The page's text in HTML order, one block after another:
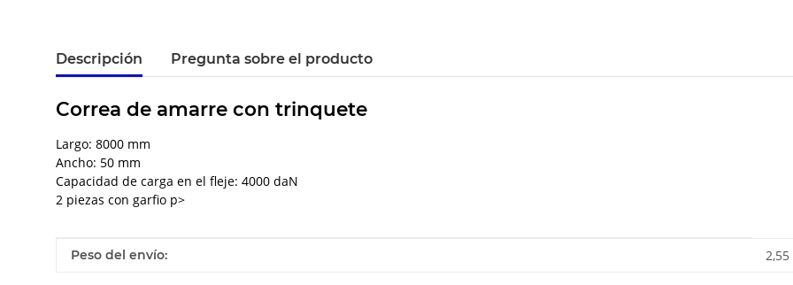
Descripción Pregunta sobre el producto
Correa de amarre con trinquete
Largo: 8000 mm
Ancho: 50 mm
Capacidad de carga en el fleje: 4000 daN
2 piezas con garfio p>
#productDetails.itemInformation#
#productDetails.itemValue#
Peso del envío: 2,55